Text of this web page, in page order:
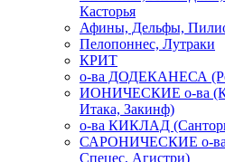
Касторья
Афины, Дельфы,
Пелопоннес, Лутраки
КРИТ
о-ва ДОДЕКАНЕСА
ИОНИЧЕСКИЕ о-ва
Итака, Закинф)
о-ва КИКЛАД
САРОНИЧЕСКИЕ о-ва
Спецес, Агистри)